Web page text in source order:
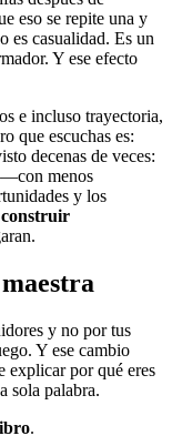
eso se repite una y
es casualidad. Es un
Y ese efecto
e incluso trayectoria,
que escuchas es:
decenas de veces:
—con menos
y los
construir
y no por tus
Y ese cambio
explicar por qué eres
sola palabra.
.